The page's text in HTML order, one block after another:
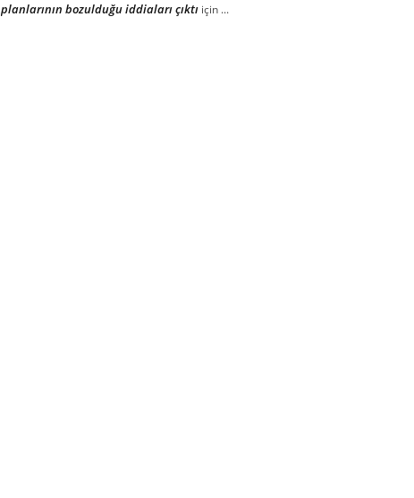
planlarının bozulduğu iddiaları çıktı için ...